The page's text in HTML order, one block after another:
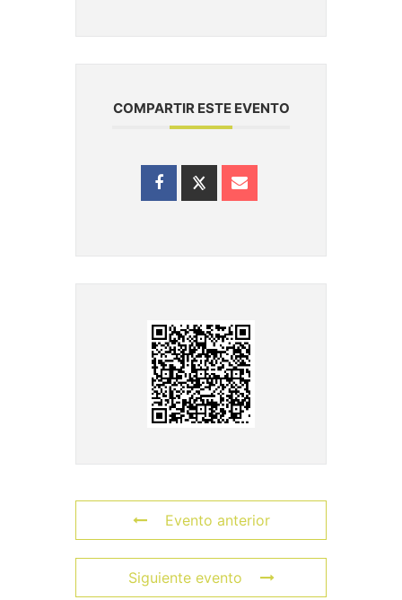
COMPARTIR ESTE EVENTO
Evento anterior
Siguiente evento